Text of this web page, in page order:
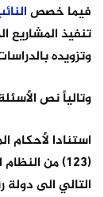
فيما خصص
تنفيذ المشاريع
وتزويده
وتالياً نص
(123) من
التالي الى دولة